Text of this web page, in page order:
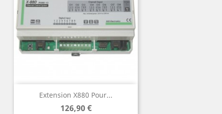
Extension X880 Pour...
Prix
126,90 €